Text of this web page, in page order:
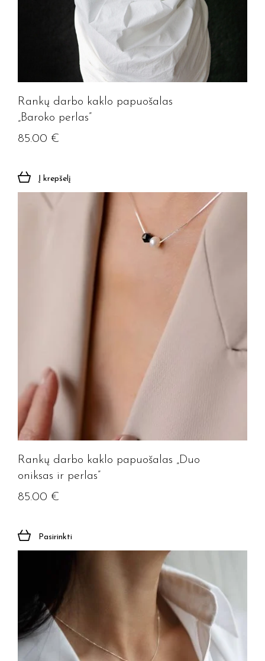
Rankų darbo kaklo papuošalas
„Baroko perlas”
85.00 €
Į krepšelį
Rankų darbo kaklo papuošalas „Duo
oniksas ir perlas”
85.00 €
Pasirinkti